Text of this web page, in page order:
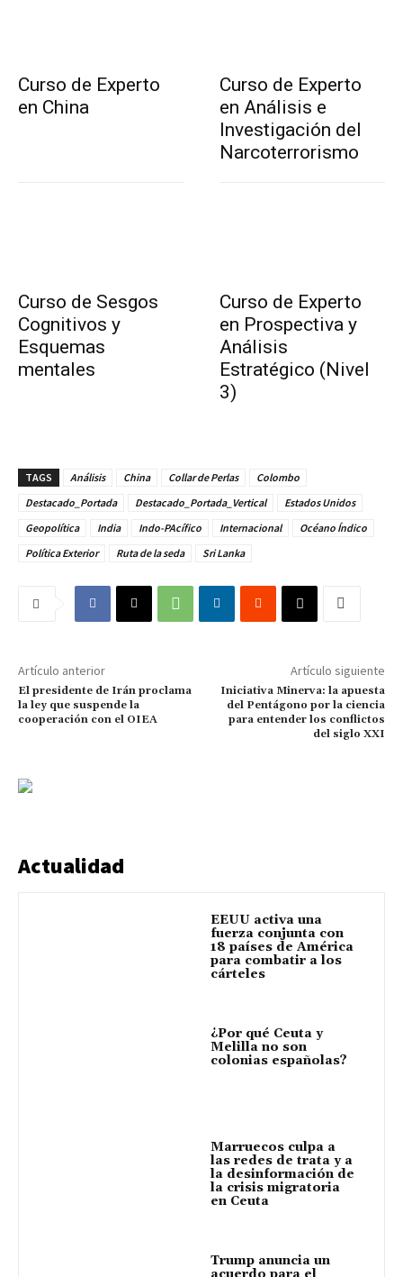
Curso de Experto
en China
Curso de Experto
en Análisis e
Investigación del
Narcoterrorismo
Curso de Sesgos
Cognitivos y
Esquemas
mentales
Curso de Experto
en Prospectiva y
Análisis
Estratégico (Nivel
3)
TAGS Análisis China Collar de Perlas
Colombo
Destacado_Portada
Destacado_Portada_Vertical
Estados Unidos
Geopolítica
India Indo-PAcífico Internacional
Océano Índico
Política Exterior
Ruta de la seda Sri Lanka
Artículo anterior
El presidente de Irán proclama
la ley que suspende la
cooperación con el OIEA
Artículo siguiente
Iniciativa Minerva: la apuesta
del Pentágono por la ciencia
para entender los conflictos
del siglo XXI
Actualidad
EEUU activa una
fuerza conjunta con
18 países de América
para combatir a los
cárteles
¿Por qué Ceuta y
Melilla no son
colonias españolas?
Marruecos culpa a
las redes de trata y a
la desinformación de
la crisis migratoria
en Ceuta
Trump anuncia un